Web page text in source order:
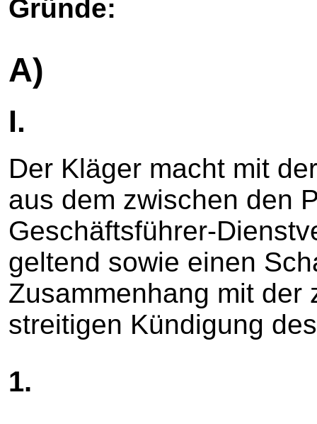
Gründe:
A)
I.
Der Kläger macht mit
aus dem zwischen den
Geschäftsführer-
geltend sowie einen
Zusammenhang mit der
streitigen Kündigung
1.